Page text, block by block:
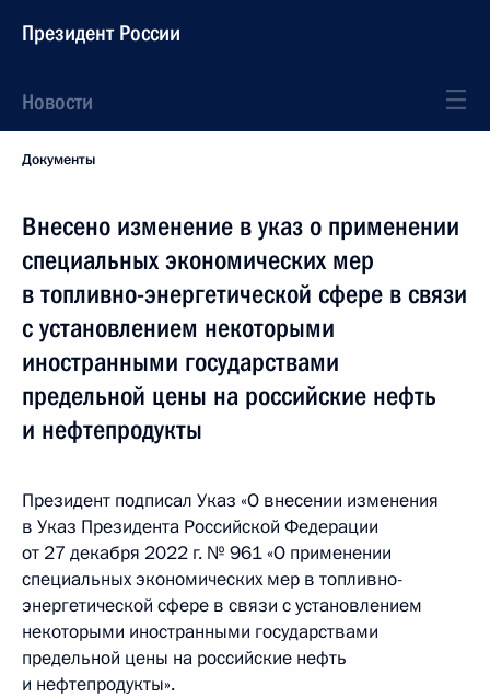
Президент России
Новости
Документы
Внесено изменение в указ о применении
специальных экономических мер
в топливно-энергетической сфере в связи
с установлением некоторыми
иностранными государствами
предельной цены на российские нефть
и нефтепродукты
Президент подписал Указ «О внесении изменения
в Указ Президента Российской Федерации
от 27 декабря 2022 г. № 961 «О применении
специальных экономических мер в топливно-
энергетической сфере в связи с установлением
некоторыми иностранными государствами
предельной цены на российские нефть
и нефтепродукты».